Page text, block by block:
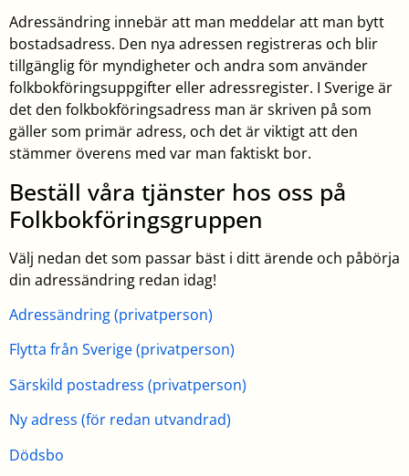
Adressändring innebär att man meddelar att man bytt
bostadsadress. Den nya adressen registreras och blir
tillgänglig för myndigheter och andra som använder
folkbokföringsuppgifter eller adressregister. I Sverige är
det den folkbokföringsadress man är skriven på som
gäller som primär adress, och det är viktigt att den
stämmer överens med var man faktiskt bor.
Beställ våra tjänster hos oss på
Folkbokföringsgruppen
Välj nedan det som passar bäst i ditt ärende och påbörja
din adressändring redan idag!
Adressändring (privatperson)
Flytta från Sverige (privatperson)
Särskild postadress (privatperson)
Ny adress (för redan utvandrad)
Dödsbo